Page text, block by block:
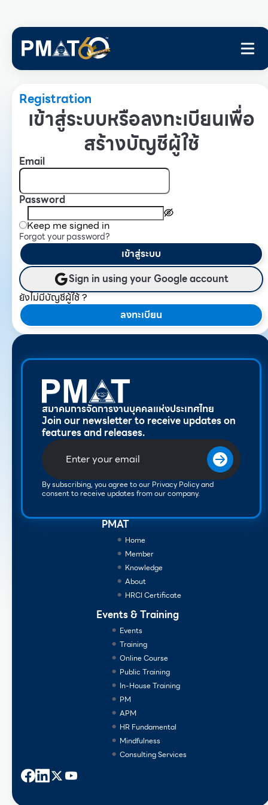
Registration
เข้าสู่ระบบหรือลงทะเบียนเพื่อ
สร้างบัญชีผู้ใช้
Email
Password
Keep me signed in
Forgot your password?
เข้าสู่ระบบ
Sign in using your Google account
ยังไม่มีบัญชีผู้ใช้ ?
ลงทะเบียน
สมาคมการจัดการงานบุคคลแห่งประเทศไทย
Join our newsletter to receive updates on
features and releases.
By subscribing, you agree to our Privacy Policy and
consent to receive updates from our company.
PMAT
Home
Member
Knowledge
About
HRCI Certificate
Events & Training
Events
Training
Online Course
Public Training
In-House Training
PM
APM
HR Fundamental
Mindfulness
Consulting Services